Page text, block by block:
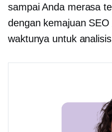
sampai Anda merasa
dengan kemajuan
waktunya untuk